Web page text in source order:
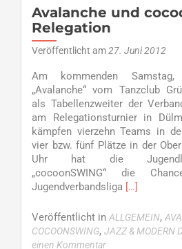
cocoonSWING
in
Relegation
ganz
mit
dabei
Avalanche und
Relegation
Veröffentlicht am27. Juni 2012
Am kommenden
„Avalanche“ vom Tanzclub
als Tabellenzweiter der
am Relegationsturnier in
kämpfen vierzehn Teams in
vier bzw. fünf Plätze in der
Uhr hat die
„cocoonSWING“ die
Jugendverbandsliga Read
about
Avalanche
[…]
Veröffentlicht in ALLGEMEIN,
COCOONSWING, JAZZ & MODERN
einen Kommentar